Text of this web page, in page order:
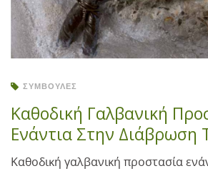
ΣΥΜΒΟΥΛΈΣ
Καθοδική Γαλβανική
Ενάντια Στην Διάβρωση
Καθοδική γαλβανική προστασία